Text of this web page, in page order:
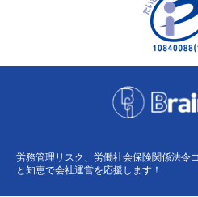
労務管理リスク、労働社会保険関係法令
と知恵で会社運営を応援します！